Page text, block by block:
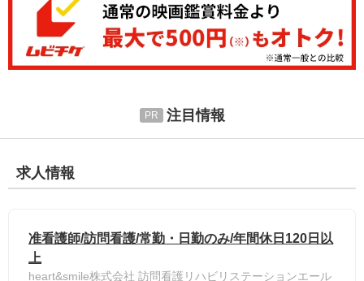
注目情報
求人情報
准看護師/訪問看護/常勤・日勤のみ/年間休日120日以
上
heart&smile株式会社 訪問看護リハビリステーションエール